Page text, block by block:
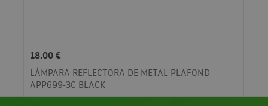
18.00 €
LÁMPARA REFLECTORA DE METAL PLAFOND
APP699-3C BLACK